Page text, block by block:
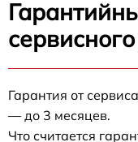
Гарантия от
— до 3 месяцев.
Что считается